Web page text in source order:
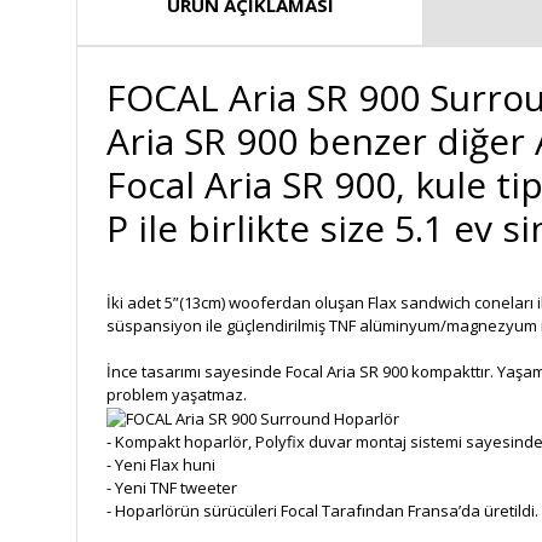
FOCAL Aria SR 900
Aria SR 900 benzer
Focal Aria SR 900, kule
P ile birlikte size 5.1 ev
İki adet 5”(13cm) wooferdan oluşan Flax sandwich
süspansiyon ile güçlendirilmiş TNF alüminyum/magnezyum
İnce tasarımı sayesinde Focal Aria SR 900 kompakttır.
problem yaşatmaz.
- Kompakt hoparlör, Polyfix duvar montaj sistemi
- Yeni Flax huni
- Yeni TNF tweeter
- Hoparlörün sürücüleri Focal Tarafından Fransa’da üretildi.